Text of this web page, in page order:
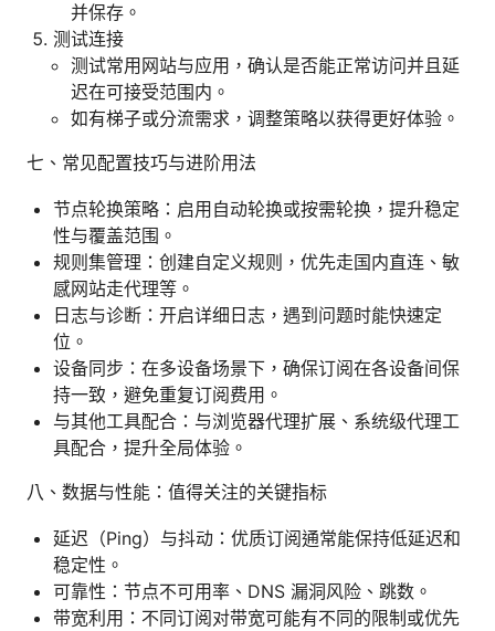
并保存。
测试连接
测试常用网站与应用，确认是否能正常访问并且延
迟在可接受范围内。
如有梯子或分流需求，调整策略以获得更好体验。
七、常见配置技巧与进阶用法
节点轮换策略：启用自动轮换或按需轮换，提升稳定
性与覆盖范围。
规则集管理：创建自定义规则，优先走国内直连、敏
感网站走代理等。
日志与诊断：开启详细日志，遇到问题时能快速定
位。
设备同步：在多设备场景下，确保订阅在各设备间保
持一致，避免重复订阅费用。
与其他工具配合：与浏览器代理扩展、系统级代理工
具配合，提升全局体验。
八、数据与性能：值得关注的关键指标
延迟（Ping）与抖动：优质订阅通常能保持低延迟和
稳定性。
可靠性：节点不可用率、DNS 漏洞风险、跳数。
带宽利用：不同订阅对带宽可能有不同的限制或优先